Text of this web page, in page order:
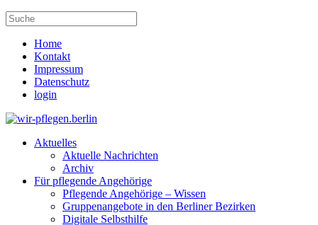
Home
Kontakt
Impressum
Datenschutz
login
Aktuelles
Aktuelle Nachrichten
Archiv
Für pflegende Angehörige
Pflegende Angehörige – Wissen
Gruppenangebote in den Berliner Bezirken
Digitale Selbsthilfe